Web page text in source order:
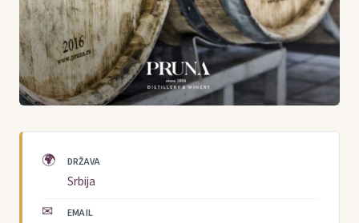
🌍 DRŽAVA
Srbija
✉ EMAIL